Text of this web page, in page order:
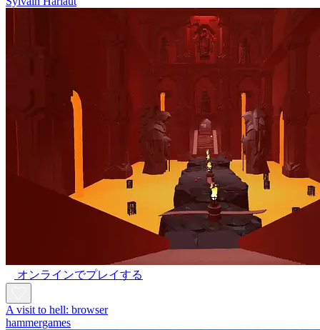
オンラインでプレイする
A visit to hell: browser
hammergames